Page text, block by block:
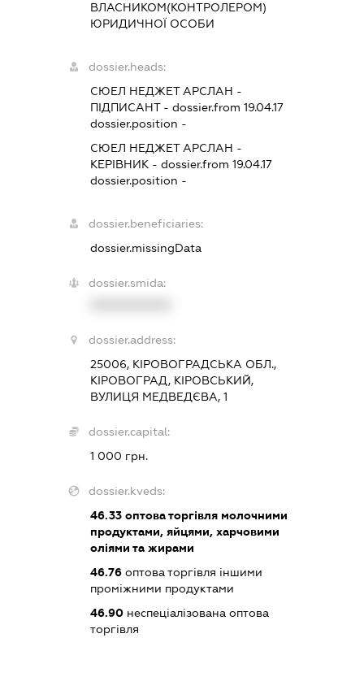
ВЛАСНИКОМ(КОНТРОЛЕРОМ)
ЮРИДИЧНОЇ ОСОБИ
dossier.heads:
СЮЕЛ НЕДЖЕТ АРСЛАН -
ПІДПИСАНТ- dossier.from 19.04.17
dossier.position -
СЮЕЛ НЕДЖЕТ АРСЛАН -
КЕРІВНИК- dossier.from 19.04.17
dossier.position -
dossier.beneficiaries:
dossier.missingData
dossier.smida:
dossier.address:
25006, КІРОВОГРАДСЬКА ОБЛ.,
КІРОВОГРАД, КІРОВСЬКИЙ,
ВУЛИЦЯ МЕДВЕДЄВА, 1
dossier.capital:
1 000 грн.
dossier.kveds:
46.33оптова торгівля молочними
продуктами, яйцями, харчовими
оліями та жирами
46.76оптова торгівля іншими
проміжними продуктами
46.90неспеціалізована оптова
торгівля